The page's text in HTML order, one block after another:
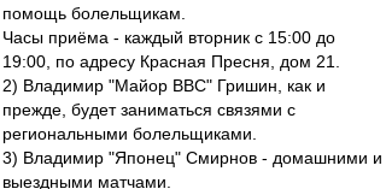
помощь болельщикам.
Часы приёма - каждый вторник с 15:00 до
19:00, по адресу Красная Пресня, дом 21.
2) Владимир "Майор ВВС" Гришин, как и
прежде, будет заниматься связями с
региональными болельщиками.
3) Владимир "Японец" Смирнов - домашними и
выездными матчами.